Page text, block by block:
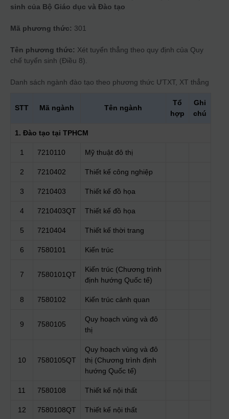
sinh của Bộ Giáo dục và Đào tạo
Mã phương thức: 301
Tên phương thức: Xét tuyển thẳng theo quy định của Quy
chế tuyển sinh (Điều 8).
Danh sách ngành đào tạo theo phương thức ƯTXT, XT thẳng
STT Mã ngành Tên ngành
Tổ
hợp
Ghi
chú
1. Đào tạo tại TPHCM
1 7210110 Mỹ thuật đô thị
2 7210402 Thiết kế công nghiệp
3 7210403 Thiết kế đồ họa
4 7210403QT Thiết kế đồ họa
5 7210404 Thiết kế thời trang
6 7580101 Kiến trúc
7 7580101QT
Kiến trúc (Chương trình
định hướng Quốc tế)
8 7580102 Kiến trúc cảnh quan
9 7580105
Quy hoạch vùng và đô
thị
10 7580105QT
Quy hoạch vùng và đô
thị (Chương trình định
hướng Quốc tế)
11 7580108 Thiết kế nội thất
12 7580108QT Thiết kế nội thất